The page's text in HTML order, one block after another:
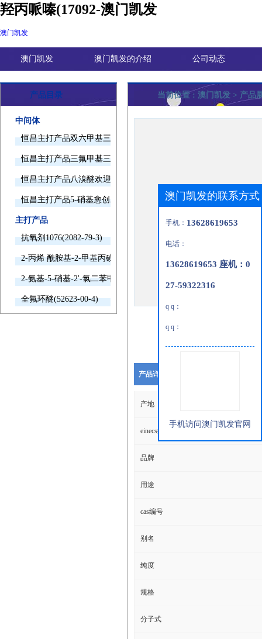
羟丙哌嗪(17092-澳门凯发
澳门凯发
澳门凯发 澳门凯发的介绍 公司动态
产品目录
中间体
恒昌主打产品双六甲基三胺欢迎询价
恒昌主打产品三氟甲基三甲基硅烷欢迎询价
恒昌主打产品八溴醚欢迎询价
恒昌主打产品5-硝基愈创木酚钠欢迎询价
主打产品
抗氧剂1076(2082-79-3)
2-丙烯 酰胺基-2-甲基丙磺酸(15214-89-8)
2-氨基-5-硝基-2'-氯二苯甲酮(2011-66-7)
全氟环醚(52623-00-4)
当前位置 : 澳门凯发 > 产品
产品详细说明
产地
einecs编号
品牌
用途
cas编号
别名
纯度
规格
分子式
澳门凯发的联系方式
手机： 13628619653
电话：
13628619653 座机：0
27-59322316
q q：
q q：
手机访问澳门凯发官网